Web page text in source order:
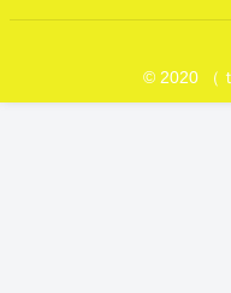
© 2020 （